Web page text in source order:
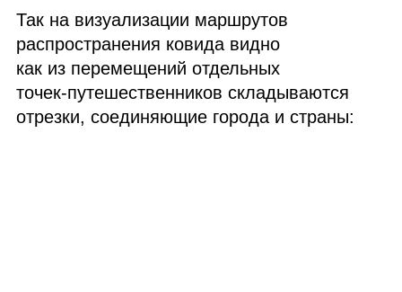
Так на визуализации маршрутов
распространения ковида видно
как из перемещений отдельных
точек‑путешественников складываются
отрезки, соединяющие города и страны: